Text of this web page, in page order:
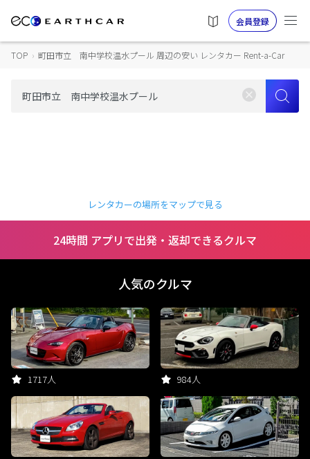
会員登録
TOP › 町田市立 南中学校温水プール 周辺の安い レンタカー Rent-a-Car
レンタカーの場所をマップで見る
24時間 アプリで出発・返却できるクルマ
人気のクルマ
1717人 984人